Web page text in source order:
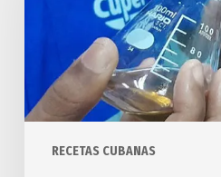
RECETAS CUBANAS
segunda
prueba
con